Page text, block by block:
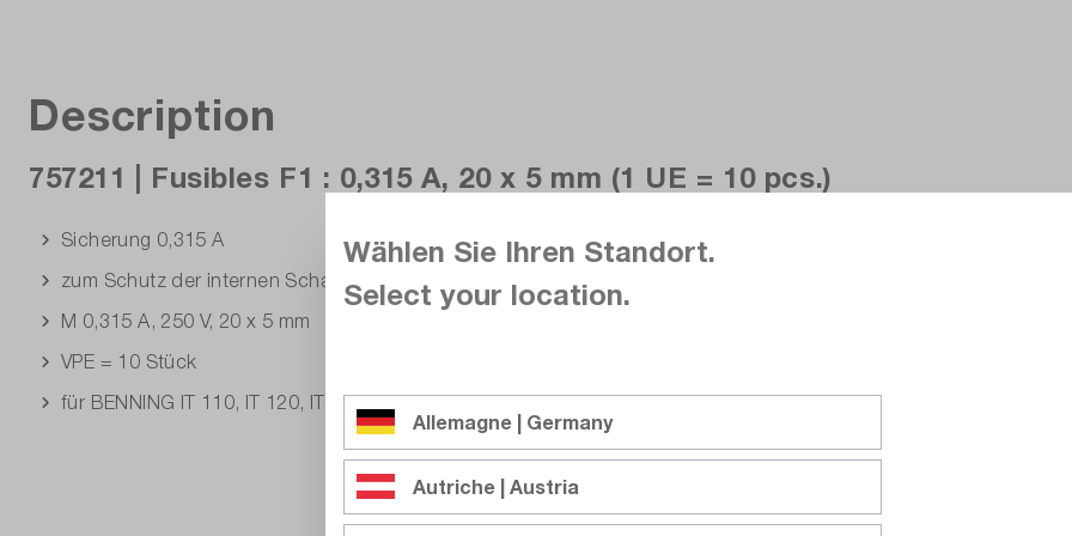
Description
757211 | Fusibles F1 : 0,315 A, 20 x 5 mm (1 UE = 10 pcs.)
Sicherung 0,315 A
zum Schutz der internen Schaltungen der Niederohmfunktion, wenn Prüfsonden irrtümlich an die Netzspannung
M 0,315 A, 250 V, 20 x 5 mm
VPE = 10 Stück
für BENNING IT 110, IT 120, IT 120 B
Wählen Sie Ihren Standort.
Select your location.
Allemagne | Germany
Autriche | Austria